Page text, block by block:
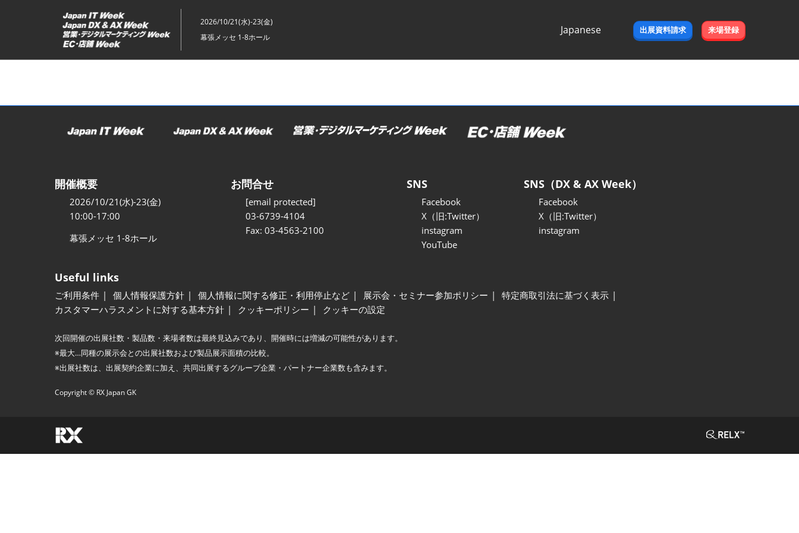
ッ
2026/10/21(水)-23(金)
幕張メッセ 1-8ホール
Japanese
出展資料請求 来場登録
開催概要
2026/10/21(水)-23(金)
10:00-17:00
幕張メッセ 1-8ホール
お問合せ
[email protected]
03-6739-4104
Fax: 03-4563-2100
SNS
Facebook
X（旧:Twitter）
instagram
YouTube
SNS（DX & AX Week）
Facebook
X（旧:Twitter）
instagram
Useful links
ご利用条件 個人情報保護方針 個人情報に関する修正・利用停止など 展示会・セミナー参加ポリシー
特定商取引法に基づく表示
カスタマーハラスメントに対する基本方針
クッキーポリシー クッキーの設定
次回開催の出展社数・製品数・来場者数は最終見込みであり、開催時には増減の可能性があります。
※最大…同種の展示会との出展社数および製品展示面積の比較。
※出展社数は、出展契約企業に加え、共同出展するグループ企業・パートナー企業数も含みます。
Copyright © RX Japan GK